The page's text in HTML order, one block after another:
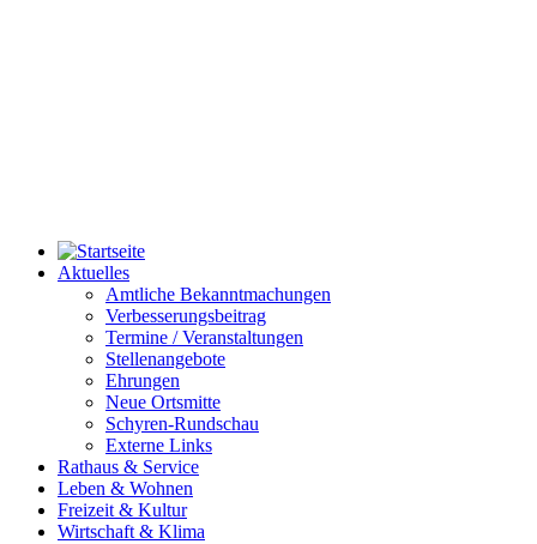
Aktuelles
Amtliche Bekanntmachungen
Verbesserungsbeitrag
Termine / Veranstaltungen
Stellenangebote
Ehrungen
Neue Ortsmitte
Schyren-Rundschau
Externe Links
Rathaus & Service
Leben & Wohnen
Freizeit & Kultur
Wirtschaft & Klima